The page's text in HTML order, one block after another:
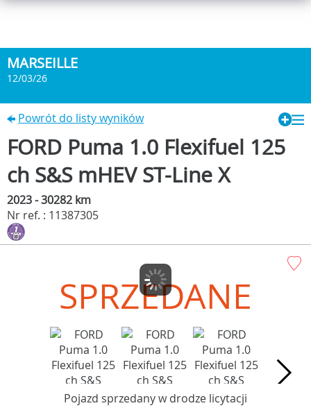
MARSEILLE
12/03/26
Powrót do listy wyników
FORD Puma 1.0 Flexifuel 125
ch S&S mHEV ST-Line X
2023 - 30282 km
Nr ref. : 11387305
SPRZEDANE
Pojazd sprzedany w drodze licytacji